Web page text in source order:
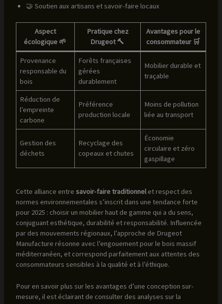
🤝 Soutien aux artisans et savoir-faire locaux
Aspect
écologique 🌱
Pratique chez
Drugeot 🔨
Avantages pour le
consommateur 🛒
Provenance
responsable du
bois
Forêts françaises
gérées
durablement
Mobilier durable et
traçable
Réduction de
l’empreinte
carbone
Préférence
production locale
Moins de pollution
liée au transport
Gestion des
déchets
Recyclage des
copeaux et chutes
Économie
circulaire et zéro
gaspillage
Cette alliance entre savoir-faire traditionnelet respect des
normes environnementales s’inscrit dans une tendance forte
pour 2025 : choisir un mobilier haut de gamme qui a du sens,
conjuguant esthétique, durabilité et responsabilité. Influencée
par des mouvements régionaux, l’approche de Drugeot
Manufacture résonne avec l’engouement pour le bois massif
méditerranéen, et correspond parfaitement aux attentes des
consommateurs sensibles à la qualité et à l’éthique.
Pour en savoir plus sur les avantages d’une conception sur-
mesure, il est éclairant de consulter des analyses sur la